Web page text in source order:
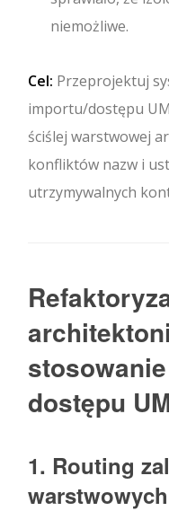
niemożliwe.
Cel: Przeprojektuj
importu/dostępu
ściślej warstwowej
konfliktów nazw i
utrzymywalnych
dostępu
1. Routing